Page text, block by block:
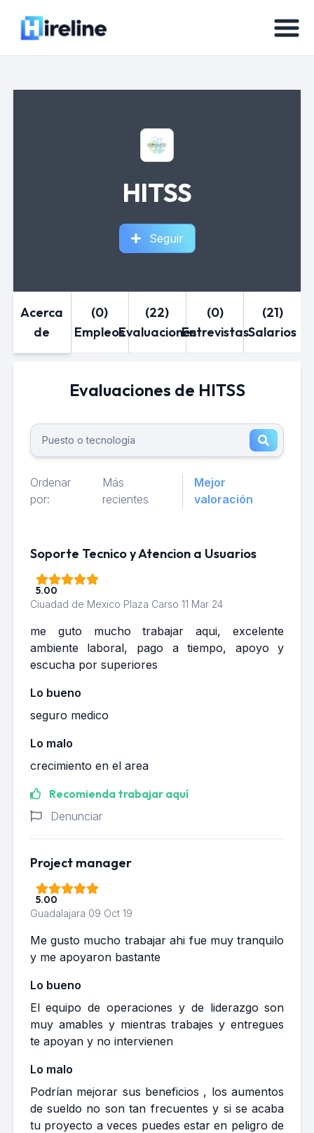
HITSS
Seguir
Acerca
de
(0)
Empleos
(22)
Evaluaciones
(0)
Entrevistas
(21)
Salarios
Evaluaciones de HITSS
Ordenar
por:
Más
recientes
Mejor
valoración
Soporte Tecnico y Atencion a Usuarios
5.00
Ciuadad de Mexico Plaza Carso 11 Mar 24
me guto mucho trabajar aqui, excelente
ambiente laboral, pago a tiempo, apoyo y
escucha por superiores
Lo bueno
seguro medico
Lo malo
crecimiento en el area
Recomienda trabajar aquí
Denunciar
Project manager
5.00
Guadalajara 09 Oct 19
Me gusto mucho trabajar ahi fue muy tranquilo
y me apoyaron bastante
Lo bueno
El equipo de operaciones y de liderazgo son
muy amables y mientras trabajes y entregues
te apoyan y no intervienen
Lo malo
Podrían mejorar sus beneficios , los aumentos
de sueldo no son tan frecuentes y si se acaba
tu proyecto a veces puedes estar en peligro de